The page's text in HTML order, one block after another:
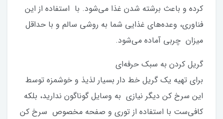
کرده و باعث برشته شدن غذا می‌شود. با استفاده از این
فناوری، وعده‌های غذایی شما به روشی سالم و با حداقل
میزان چربی آماده می‌شود.
گریل کردن به سبک حرفه‌ای
برای تهیه یک گریل خط دار بسیار لذیذ و خوشمزه توسط
این سرخ کن دیگر نیازی به وسایل گوناگون ندارید، بلکه
کافی‌ست با استفاده از توری و صفحه مخصوص سرخ کن